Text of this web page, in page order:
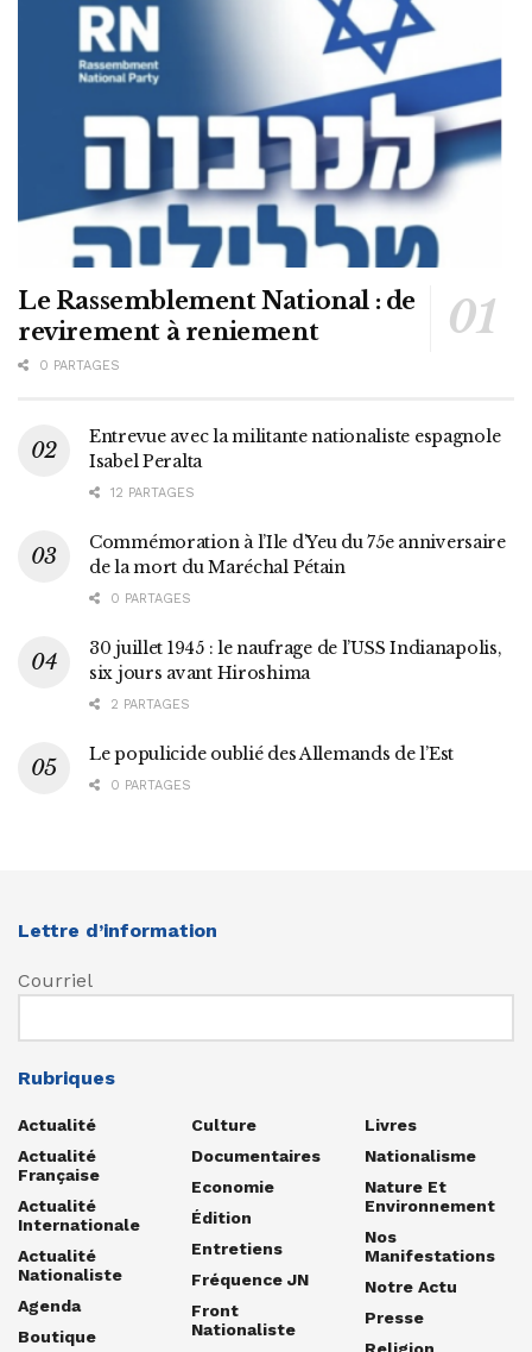
Le Rassemblement National : de
revirement à reniement
0 PARTAGES
Entrevue avec la militante nationaliste espagnole
Isabel Peralta
12 PARTAGES
Commémoration à l’Ile d’Yeu du 75e anniversaire
de la mort du Maréchal Pétain
0 PARTAGES
30 juillet 1945 : le naufrage de l’USS Indianapolis,
six jours avant Hiroshima
2 PARTAGES
Le populicide oublié des Allemands de l’Est
0 PARTAGES
Lettre d’information
Courriel
Rubriques
Actualité
Actualité
Française
Actualité
Internationale
Actualité
Nationaliste
Agenda
Boutique
Culture
Documentaires
Economie
Édition
Entretiens
Fréquence JN
Front
Nationaliste
Livres
Nationalisme
Nature Et
Environnement
Nos
Manifestations
Notre Actu
Presse